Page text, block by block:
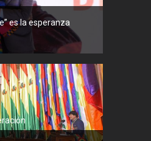
es la esperanza